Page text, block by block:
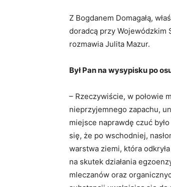
Z Bogdanem Domagałą,
doradcą przy Wojewódzkim
rozmawia Julita Mazur.
Był Pan na wysypisku po
– Rzeczywiście, w połowie
nieprzyjemnego zapachu,
miejsce naprawdę czuć
się, że po wschodniej,
warstwa ziemi, która
na skutek działania
mleczanów oraz